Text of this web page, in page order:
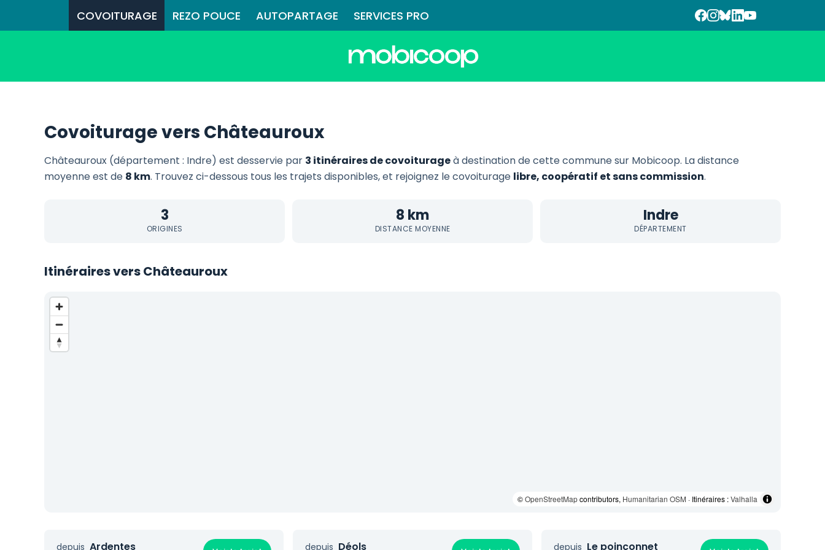
COVOITURAGE REZO POUCE AUTOPARTAGE SERVICES PRO
Covoiturage vers Châteauroux
Châteauroux (département : Indre) est desservie par 3 itinéraires de covoiturageà destination de cette commune sur Mobicoop. La distance
moyenne est de 8 km. Trouvez ci-dessous tous les trajets disponibles, et rejoignez le covoiturage libre, coopératif et sans commission.
3
ORIGINES
8 km
DISTANCE MOYENNE
Indre
DÉPARTEMENT
Itinéraires vers Châteauroux
©OpenStreetMapcontributors, Humanitarian OSM · Itinéraires :Valhalla
depuis Ardentes depuis Déols depuis Le poinçonnet